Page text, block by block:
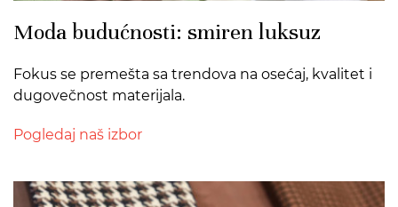
Moda budućnosti: smiren luksuz
Fokus se premešta sa trendova na osećaj, kvalitet i
dugovečnost materijala.
Pogledaj naš izbor